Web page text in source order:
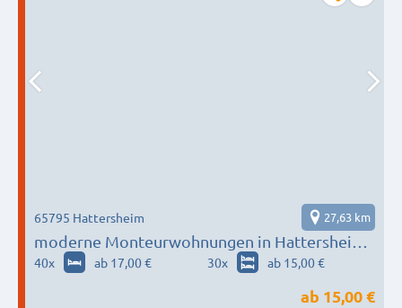
moderne Monteurwohnungen in Hattersheim
/ nähe Flughafen
65795 Hattersheim 27,63 km
40x ab 17,00 € 30x ab 15,00 €
ab 15,00 €